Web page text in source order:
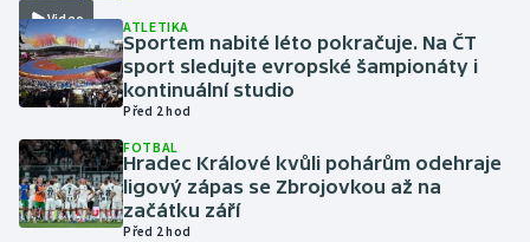
Gymnastika
Házená
Jezdectví
Judo
Video ATLETIKA
Sportem nabité léto pokračuje. Na ČT
sport sledujte evropské šampionáty i
kontinuální studio
Před 2 hod
FOTBAL
Hradec Králové kvůli pohárům odehraje
ligový zápas se Zbrojovkou až na
začátku září
Před 2 hod